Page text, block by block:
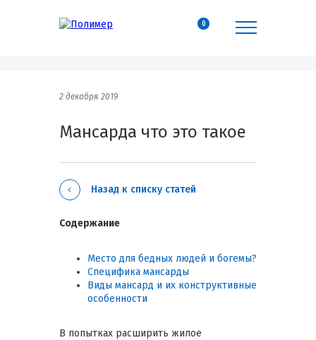
0
2 декабря 2019
Мансарда что это такое
Назад к списку статей
Содержание
Место для бедных людей и богемы?
Специфика мансарды
Виды мансард и их конструктивные
особенности
В попытках расширить жилое